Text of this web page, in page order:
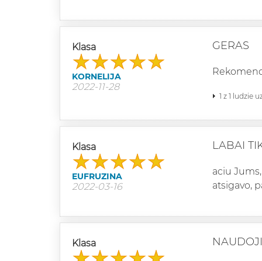
Klasa
KORNELIJA
2022-11-28
GERAS
1 z 1 ludzie
Klasa
EUFRUZINA
2022-03-16
LABAI
aciu
atsigavo,
Klasa